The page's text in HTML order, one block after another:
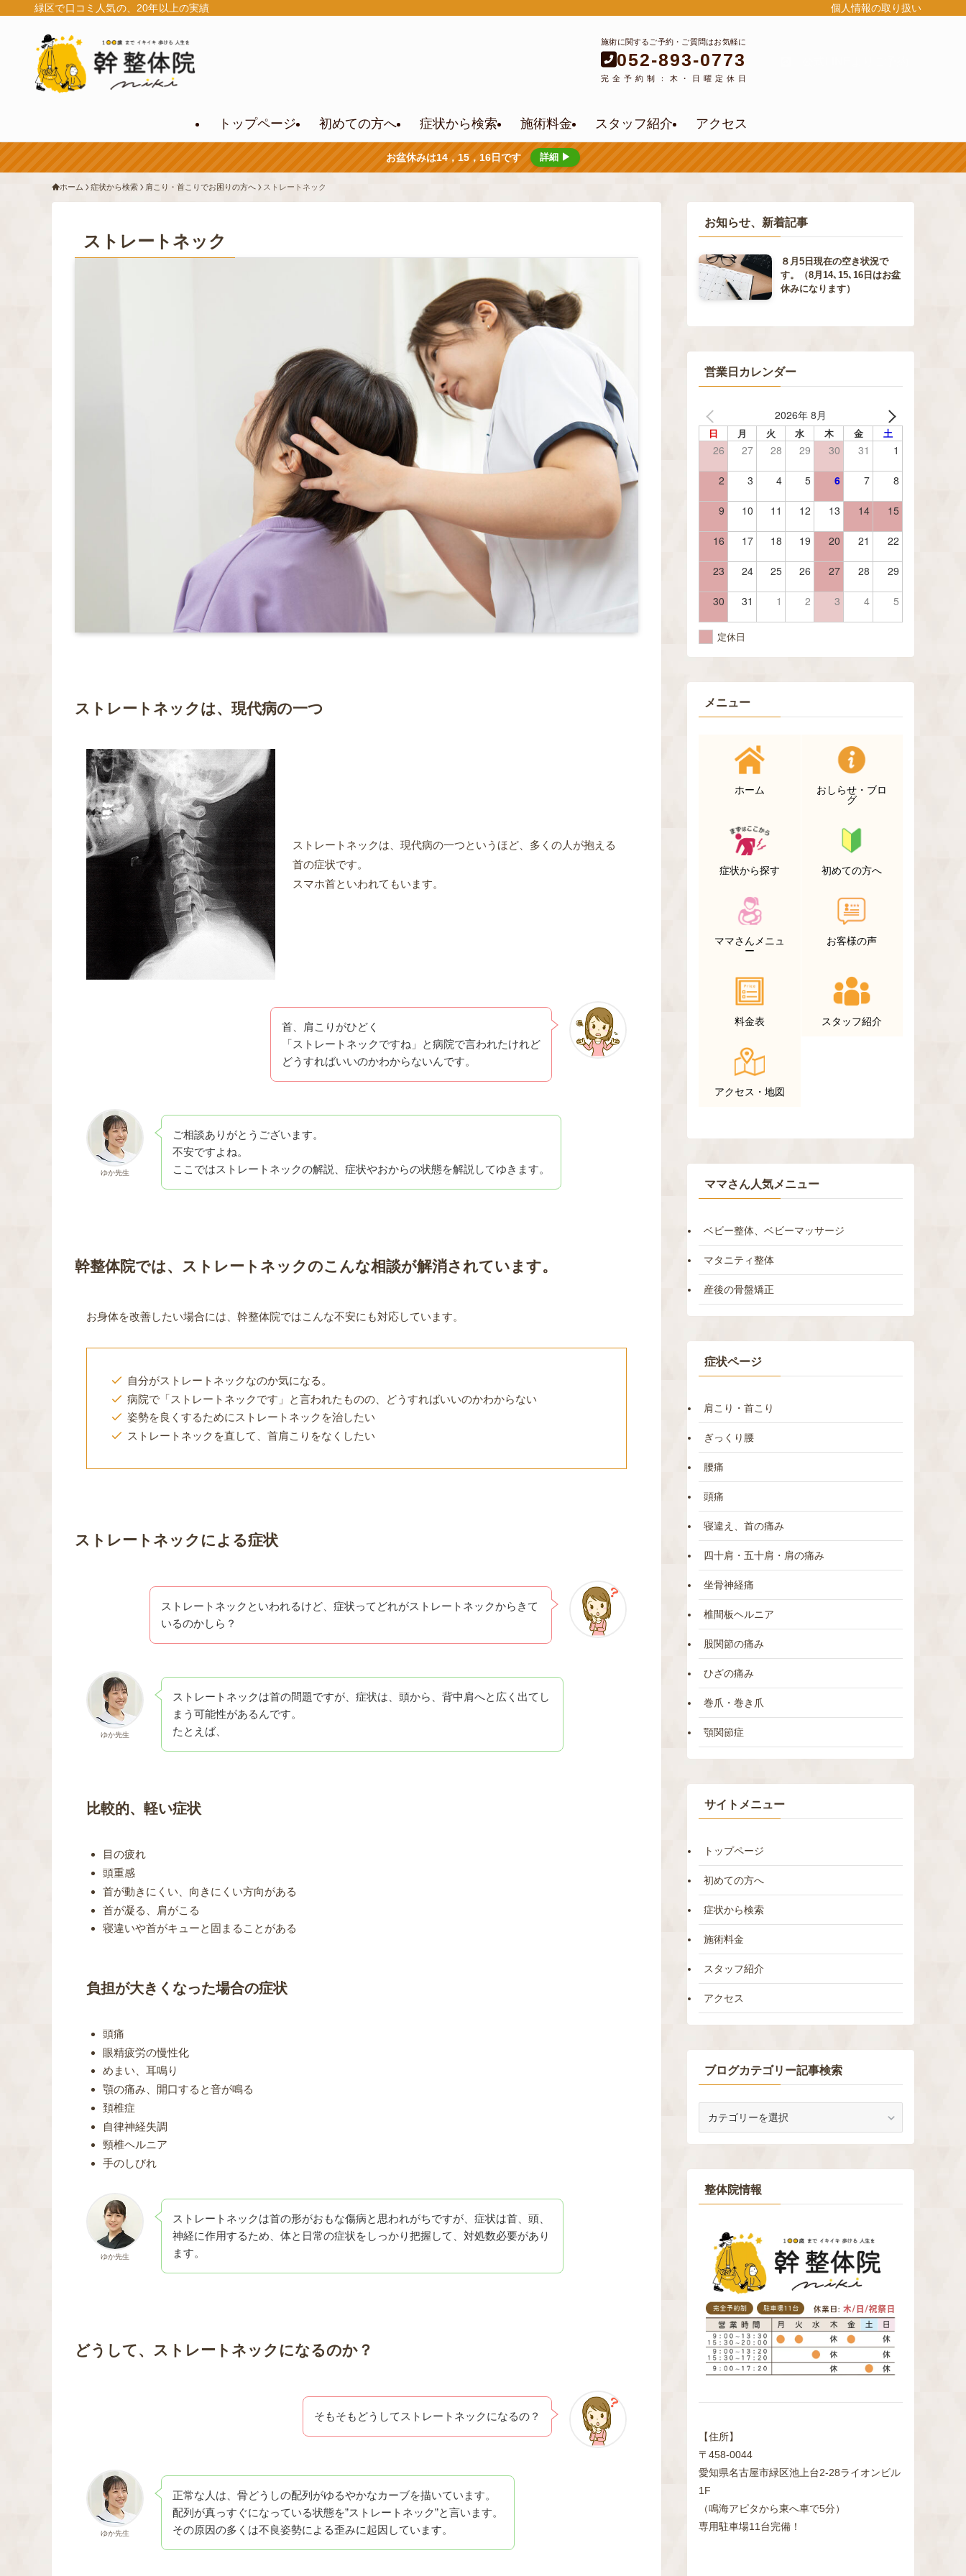
緑区で口コミ人気の、20年以上の実績 個人情報の取り扱い
施術に関するご予約・ご質問はお気軽に
052-893-0773
完全予約制：木・日曜定休日
トップページ 初めての方へ 症状から検索 施術料金 スタッフ紹介 アクセス
お盆休みは14，15，16日です 詳細 ▶
ホーム 症状から検索 肩こり・首こりでお困りの方へ ストレートネック
ストレートネック
ストレートネックは、現代病の一つ
ストレートネックは、現代病の一つというほど、多くの人が抱える
首の症状です。
スマホ首といわれてもいます。
首、肩こりがひどく
「ストレートネックですね」と病院で言われたけれど
どうすればいいのかわからないんです。
ゆか先生
ご相談ありがとうございます。
不安ですよね。
ここではストレートネックの解説、症状やおからの状態を解説してゆきます。
幹整体院では、ストレートネックのこんな相談が解消されています。
お身体を改善したい場合には、幹整体院ではこんな不安にも対応しています。
自分がストレートネックなのか気になる。
病院で「ストレートネックです」と言われたものの、どうすればいいのかわからない
姿勢を良くするためにストレートネックを治したい
ストレートネックを直して、首肩こりをなくしたい
ストレートネックによる症状
ストレートネックといわれるけど、症状ってどれがストレートネックからきて
いるのかしら？
ゆか先生
ストレートネックは首の問題ですが、症状は、頭から、背中肩へと広く出てし
まう可能性があるんです。
たとえば、
比較的、軽い症状
目の疲れ
頭重感
首が動きにくい、向きにくい方向がある
首が凝る、肩がこる
寝違いや首がキューと固まることがある
負担が大きくなった場合の症状
頭痛
眼精疲労の慢性化
めまい、耳鳴り
顎の痛み、開口すると音が鳴る
頚椎症
自律神経失調
頸椎ヘルニア
手のしびれ
ゆか先生
ストレートネックは首の形がおもな傷病と思われがちですが、症状は首、頭、
神経に作用するため、体と日常の症状をしっかり把握して、対処数必要があり
ます。
どうして、ストレートネックになるのか？
そもそもどうしてストレートネックになるの？
ゆか先生
正常な人は、骨どうしの配列がゆるやかなカーブを描いています。
配列が真っすぐになっている状態を”ストレートネック”と言います。
その原因の多くは不良姿勢による歪みに起因しています。
お知らせ、新着記事
８月5日現在の空き状況で
す。（8月14､15､16日はお盆
休みになります）
営業日カレンダー
2026年 8月
日 月 火 水 木 金 土
26 27 28 29 30 31 1
2 3 4 5 6 7 8
9 10 11 12 13 14 15
16 17 18 19 20 21 22
23 24 25 26 27 28 29
30 31 1 2 3 4 5
定休日
メニュー
ホーム
おしらせ・ブロ
グ
症状から探す 初めての方へ
ママさんメニュ
ー
お客様の声
料金表 スタッフ紹介
アクセス・地図
ママさん人気メニュー
ベビー整体、ベビーマッサージ
マタニティ整体
産後の骨盤矯正
症状ページ
肩こり・首こり
ぎっくり腰
腰痛
頭痛
寝違え、首の痛み
四十肩・五十肩・肩の痛み
坐骨神経痛
椎間板ヘルニア
股関節の痛み
ひざの痛み
巻爪・巻き爪
顎関節症
サイトメニュー
トップページ
初めての方へ
症状から検索
施術料金
スタッフ紹介
アクセス
ブログカテゴリー記事検索
テ
ゴ
リ
整体院情報
【住所】
〒458-0044
愛知県名古屋市緑区池上台2‐28ライオンビル
1F
（鳴海アピタから東へ車で5分）
専用駐車場11台完備！